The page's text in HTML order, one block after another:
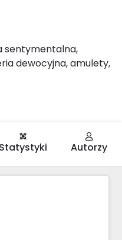
sentymentalna,
dewocyjna, amulety,
Statystyki Autorzy